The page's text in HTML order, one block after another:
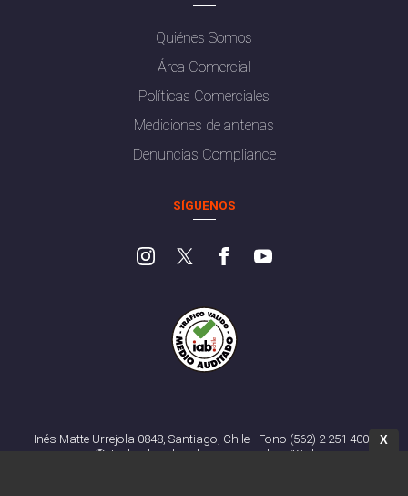
Quiénes Somos
Área Comercial
Políticas Comerciales
Mediciones de antenas
Denuncias Compliance
SÍGUENOS
Inés Matte Urrejola 0848, Santiago, Chile - Fono (562) 2 251 4000
© Todos los derechos reservados. 13.cl
X